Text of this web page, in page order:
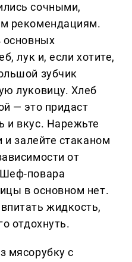
сочными,
рекомендациям.
основных
лук и, если хотите,
зубчик
луковицу. Хлеб
— это придаст
и вкус. Нарежьте
и залейте стаканом
от
повара
в основном нет.
жидкость,
отдохнуть.
мясорубку с